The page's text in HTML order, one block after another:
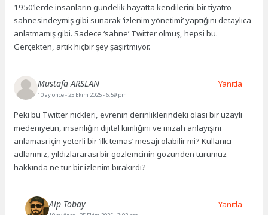
1950’lerde insanların gündelik hayatta kendilerini bir tiyatro
sahnesindeymiş gibi sunarak ‘izlenim yönetimi’ yaptığını detaylıca
anlatmamış gibi. Sadece ‘sahne’ Twitter olmuş, hepsi bu.
Gerçekten, artık hiçbir şey şaşırtmıyor.
Mustafa ARSLAN
10 ay önce- 25 Ekim 2025 - 6:59 pm
Peki bu Twitter nickleri, evrenin derinliklerindeki olası bir uzaylı
medeniyetin, insanlığın dijital kimliğini ve mizah anlayışını
anlaması için yeterli bir ‘ilk temas’ mesajı olabilir mi? Kullanıcı
adlarımız, yıldızlararası bir gözlemcinin gözünden türümüz
hakkında ne tür bir izlenim bırakırdı?
Yanıtla
Alp Tobay Yanıtla